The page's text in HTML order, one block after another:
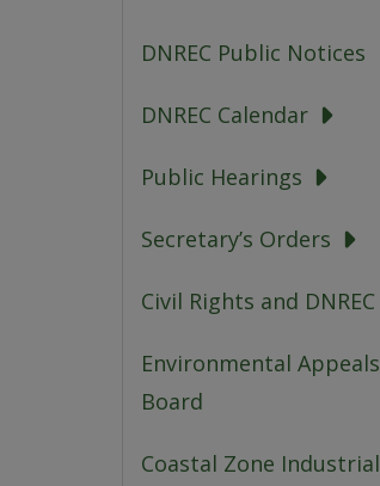
DNREC Public Notices
DNREC Calendar
Public Hearings
Secretary’s Orders
Civil Rights and DNREC
Environmental Appeals
Board
Coastal Zone Industrial